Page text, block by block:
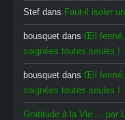
Stef dans Faut-il isoler
bousquet dans Œil
soignées toutes seules !
bousquet dans Œil
soignées toutes seules !
Gratitude à la Vie ... par